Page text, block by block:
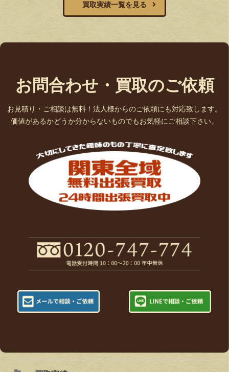
買取実績一覧を見る
お問合わせ・買取のご依頼
お見積り・ご相談は無料！法人様からのご依頼にも対応致します。
価値があるかどうか分からないものでもお気軽にご相談下さい。